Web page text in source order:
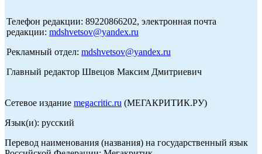
Телефон редакции: 89220866202, электронная почта
редакции: mdshvetsov@yandex.ru
Рекламный отдел: mdshvetsov@yandex.ru
Главный редактор Швецов Максим Дмитриевич
Сетевое издание megacritic.ru (МЕГАКРИТИК.РУ)
Язык(и): русский
Перевод наименования (названия) на государственный язык